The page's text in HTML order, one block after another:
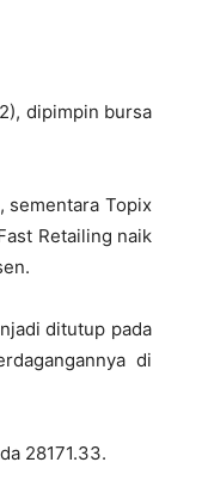
dipimpin bursa
sementara Topix
Retailing naik
ditutup pada
di
28171.33.